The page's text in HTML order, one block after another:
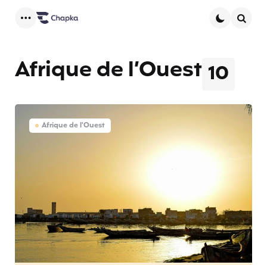
10
Afrique de l’Ouest
Afrique de l'Ouest